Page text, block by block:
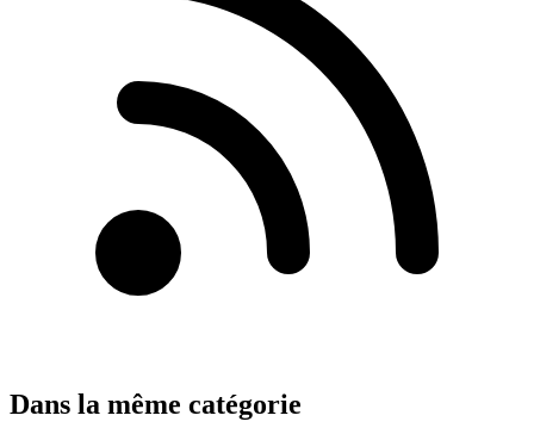
Dans la même catégorie